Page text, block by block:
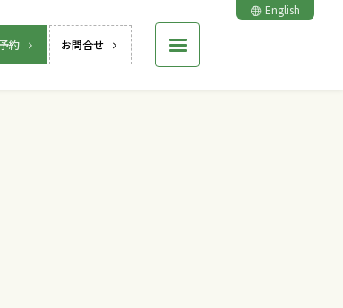
約 お問合せ
English